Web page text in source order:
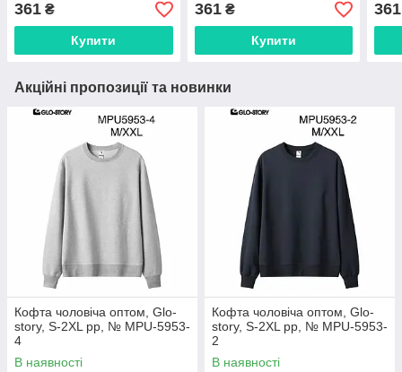
361 ₴
Купити
361₴
Купити
361
Акційні пропозиції та новинки
Кофта чоловіча оптом, Glo-
story, S-2XL рр, № MPU-5953-
4
В наявності
Кофта чоловіча оптом, Glo-
story, S-2XL рр, № MPU-5953-
2
В наявності